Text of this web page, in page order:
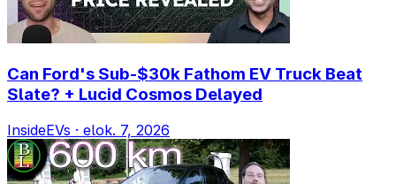
Can Ford's Sub-$30k Fathom EV Truck Beat
Slate? + Lucid Cosmos Delayed
InsideEVs · elok. 7, 2026